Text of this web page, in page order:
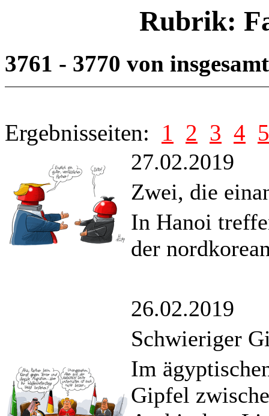
Rubrik:
3761 - 3770 von
Ergebnisseiten: 1 2 3 4 5
27.02.2019
Zwei, die
In Hanoi
der
26.02.2019
Schwieriger
Im
Gipfel